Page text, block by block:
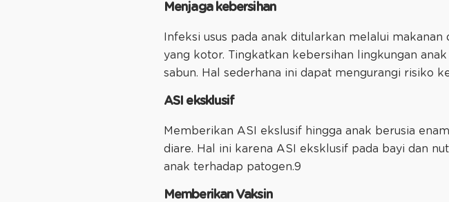
Menjaga kebersihan
Infeksi usus pada anak ditularkan melalui
yang kotor. Tingkatkan kebersihan lingkungan
sabun. Hal sederhana ini dapat mengurangi risiko
ASI eksklusif
Memberikan ASI ekslusif hingga anak berusia
diare. Hal ini karena ASI eksklusif pada bayi dan
anak terhadap patogen.9
Memberikan Vaksin